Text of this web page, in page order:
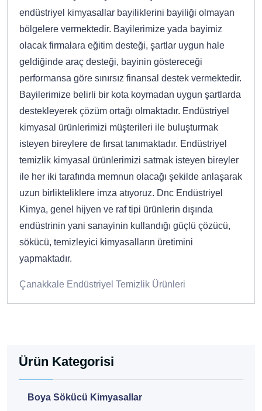
endüstriyel kimyasallar bayiliklerini bayiliği olmayan
bölgelere vermektedir. Bayilerimize yada bayimiz
olacak firmalara eğitim desteği, şartlar uygun hale
geldiğinde araç desteği, bayinin göstereceği
performansa göre sınırsız finansal destek vermektedir.
Bayilerimize belirli bir kota koymadan uygun şartlarda
destekleyerek çözüm ortağı olmaktadır. Endüstriyel
kimyasal ürünlerimizi müşterileri ile buluşturmak
isteyen bireylere de fırsat tanımaktadır. Endüstriyel
temizlik kimyasal ürünlerimizi satmak isteyen bireyler
ile her iki tarafında memnun olacağı şekilde anlaşarak
uzun birlikteliklere imza atıyoruz. Dnc Endüstriyel
Kimya, genel hijyen ve raf tipi ürünlerin dışında
endüstrinin yani sanayinin kullandığı güçlü çözücü,
sökücü, temizleyici kimyasalların üretimini
yapmaktadır.
Çanakkale Endüstriyel Temizlik Ürünleri
Ürün Kategorisi
Boya Sökücü Kimyasallar